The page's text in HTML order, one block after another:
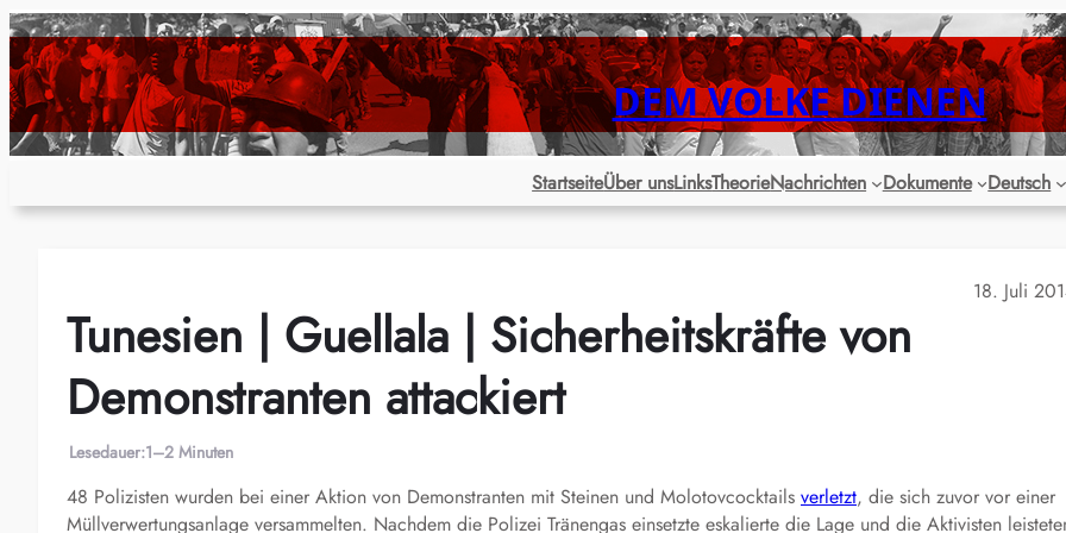
Zum
Inhalt
springen
DEM VOLKE DIENEN
StartseiteÜber unsLinksTheorieNachrichten Dokumente Deutsch
18. Juli
Tunesien | Guellala | Sicherheitskräfte von
Demonstranten attackiert
Lesedauer:1–2 Minuten
48 Polizisten wurden bei einer Aktion von Demonstranten mit Steinen und Molotovcocktails verletzt, die sich zuvor vor einer
Müllverwertungsanlage versammelten. Nachdem die Polizei Tränengas einsetzte eskalierte die Lage und die Aktivisten